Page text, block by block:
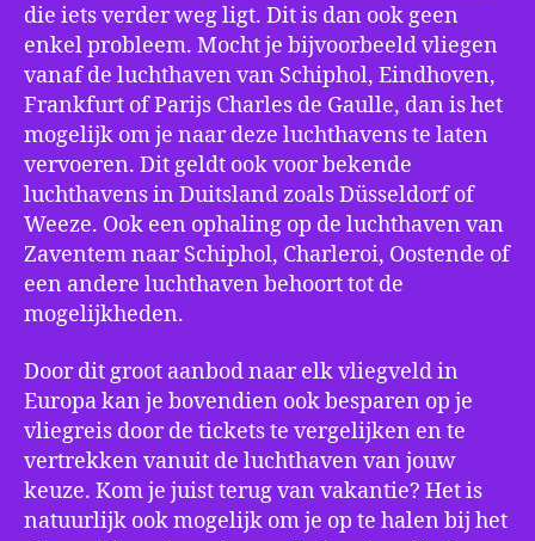
die iets verder weg ligt. Dit is dan ook geen
enkel probleem. Mocht je bijvoorbeeld vliegen
vanaf de luchthaven van Schiphol, Eindhoven,
Frankfurt of Parijs Charles de Gaulle, dan is het
mogelijk om je naar deze luchthavens te laten
vervoeren. Dit geldt ook voor bekende
luchthavens in Duitsland zoals Düsseldorf of
Weeze. Ook een ophaling op de luchthaven van
Zaventem naar Schiphol, Charleroi, Oostende of
een andere luchthaven behoort tot de
mogelijkheden.
Door dit groot aanbod naar elk vliegveld in
Europa kan je bovendien ook besparen op je
vliegreis door de tickets te vergelijken en te
vertrekken vanuit de luchthaven van jouw
keuze. Kom je juist terug van vakantie? Het is
natuurlijk ook mogelijk om je op te halen bij het